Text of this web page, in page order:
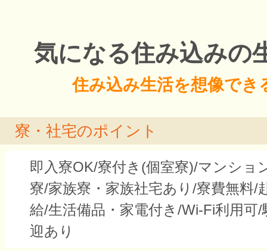
気になる住み込みの
住み込み生活を想像でき
寮・社宅のポイント
即入寮OK/寮付き(個室寮)/マンショ
寮/家族寮・家族社宅あり/寮費無料/
給/生活備品・家電付き/Wi-Fi利用可/
迎あり